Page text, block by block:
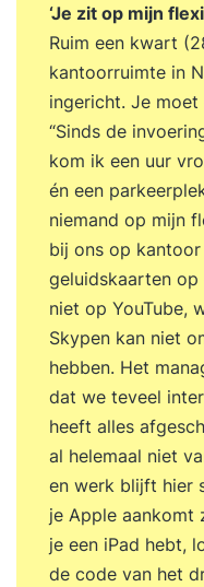
‘Je zit op mijn
Ruim een kwart
kantoorruimte in
ingericht. Je moet
“Sinds de
kom ik een uur
én een
niemand op mijn
bij ons op
geluidskaarten op
niet op YouTube,
Skypen kan niet
hebben. Het
dat we teveel
heeft alles
al helemaal niet
en werk blijft hier
je Apple aankomt
je een iPad hebt,
de code van het